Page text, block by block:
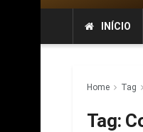
INÍCIO
Home Tag
Tag: